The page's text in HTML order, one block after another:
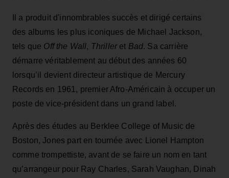
Il a produit d'innombrables succès et dirigé certains
des albums les plus iconiques de Michael Jackson,
tels que Off the Wall, Thrilleret Bad. Sa carrière
démarre véritablement au début des années 60
lorsqu’il devient directeur artistique de Mercury
Records en 1961, premier Afro-Américain à occuper un
poste de vice-président dans un grand label.
Après des études au Berklee College of Music de
Boston, Jones part en tournée avec Lionel Hampton
comme trompettiste, avant de se faire un nom en tant
qu’arrangeur pour Ray Charles, Sarah Vaughan, Dinah